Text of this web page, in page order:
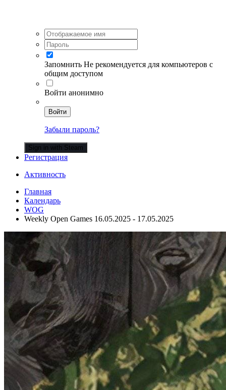
Запомнить Не рекомендуется для компьютеров с
общим доступом
Войти анонимно
Войти
Забыли пароль?
Sign in with Steam
Регистрация
Активность
Главная
Календарь
WOG
Weekly Open Games 16.05.2025 - 17.05.2025